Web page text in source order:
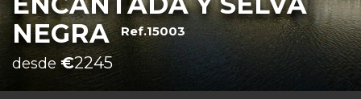
NEGRA Ref.15003
desde €2245